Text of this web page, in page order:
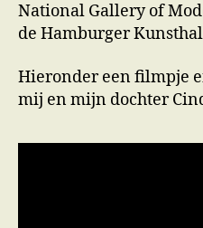
National Gallery of
de Hamburger
Hieronder een filmpje
mij en mijn dochter